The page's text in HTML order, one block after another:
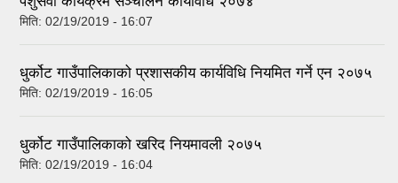
मिति: 02/19/2019 - 16:07
धुर्कोट गाउँपालिकाको प्रशासकीय कार्यविधि नियमित गर्ने एन २०७५
मिति: 02/19/2019 - 16:05
धुर्कोट गाउँपालिकाको खरिद नियमावली २०७५
मिति: 02/19/2019 - 16:04